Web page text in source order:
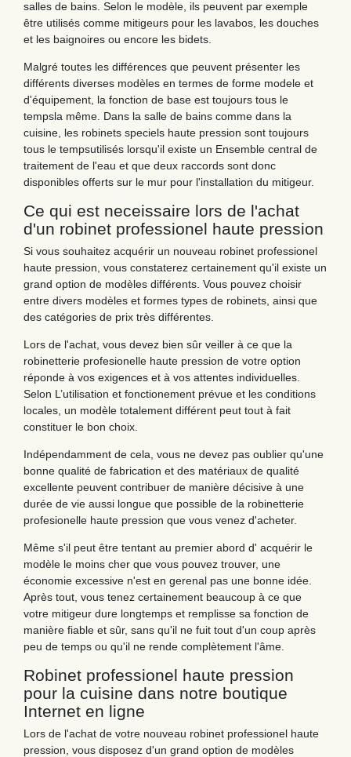
salles de bains. Selon le modèle, ils peuvent par exemple
être utilisés comme mitigeurs pour les lavabos, les douches
et les baignoires ou encore les bidets.
Malgré toutes les différences que peuvent présenter les
différents diverses modèles en termes de forme modele et
d'équipement, la fonction de base est toujours tous le
tempsla même. Dans la salle de bains comme dans la
cuisine, les robinets speciels haute pression sont toujours
tous le tempsutilisés lorsqu'il existe un Ensemble central de
traitement de l'eau et que deux raccords sont donc
disponibles offerts sur le mur pour l'installation du mitigeur.
Ce qui est neceissaire lors de l'achat
d'un robinet professionel haute pression
Si vous souhaitez acquérir un nouveau robinet professionel
haute pression, vous constaterez certainement qu'il existe un
grand option de modèles différents. Vous pouvez choisir
entre divers modèles et formes types de robinets, ainsi que
des catégories de prix très différentes.
Lors de l'achat, vous devez bien sûr veiller à ce que la
robinetterie profesionelle haute pression de votre option
réponde à vos exigences et à vos attentes individuelles.
Selon L’utilisation et fonctionement prévue et les conditions
locales, un modèle totalement différent peut tout à fait
constituer le bon choix.
Indépendamment de cela, vous ne devez pas oublier qu'une
bonne qualité de fabrication et des matériaux de qualité
excellente peuvent contribuer de manière décisive à une
durée de vie aussi longue que possible de la robinetterie
profesionelle haute pression que vous venez d'acheter.
Même s'il peut être tentant au premier abord d' acquérir le
modèle le moins cher que vous pouvez trouver, une
économie excessive n'est en gerenal pas une bonne idée.
Après tout, vous tenez certainement beaucoup à ce que
votre mitigeur dure longtemps et remplisse sa fonction de
manière fiable et sûr, sans qu'il ne fuit tout d'un coup après
peu de temps ou qu'il ne rende complètement l'âme.
Robinet professionel haute pression
pour la cuisine dans notre boutique
Internet en ligne
Lors de l'achat de votre nouveau robinet professionel haute
pression, vous disposez d'un grand option de modèles